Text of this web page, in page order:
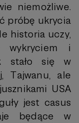
niemożliwe.
próbę ukrycia
historia uczy,
i
stało się w
Tajwanu, ale
USA
jest casus
będące w